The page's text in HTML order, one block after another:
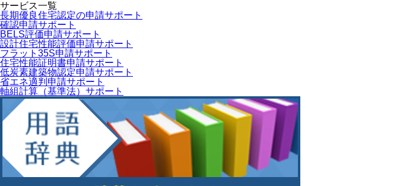
サービス一覧
長期優良住宅認定の申請サポート
確認申請サポート
BELS評価申請サポート
設計住宅性能評価申請サポート
フラット35S申請サポート
住宅性能証明書申請サポート
低炭素建築物認定申請サポート
省エネ適判申請サポート
軸組計算（基準法）サポート